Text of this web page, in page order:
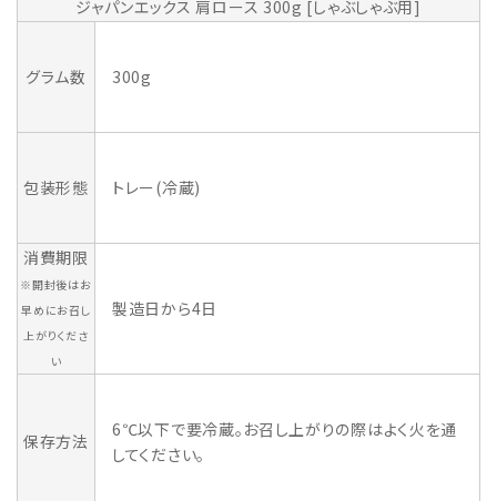
ジャパンエックス 肩ロース 300g [しゃぶしゃぶ用]
グラム数 300g
包装形態 トレー(冷蔵)
消費期限
※開封後はお
早めにお召し
上がりくださ
い
製造日から4日
保存方法
6℃以下で要冷蔵。お召し上がりの際はよく火を通
してください。